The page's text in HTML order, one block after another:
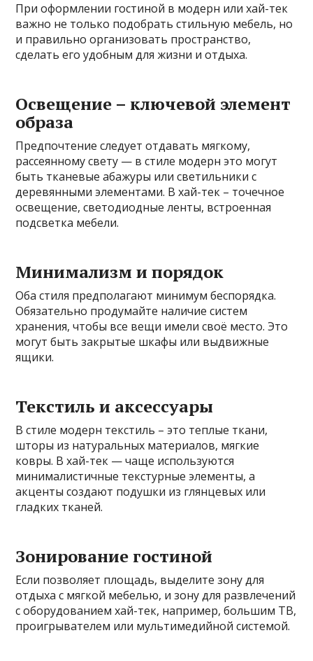
При оформлении гостиной в модерн или хай-тек
важно не только подобрать стильную мебель, но
и правильно организовать пространство,
сделать его удобным для жизни и отдыха.
Освещение – ключевой элемент
образа
Предпочтение следует отдавать мягкому,
рассеянному свету — в стиле модерн это могут
быть тканевые абажуры или светильники с
деревянными элементами. В хай-тек – точечное
освещение, светодиодные ленты, встроенная
подсветка мебели.
Минимализм и порядок
Оба стиля предполагают минимум беспорядка.
Обязательно продумайте наличие систем
хранения, чтобы все вещи имели своё место. Это
могут быть закрытые шкафы или выдвижные
ящики.
Текстиль и аксессуары
В стиле модерн текстиль – это теплые ткани,
шторы из натуральных материалов, мягкие
ковры. В хай-тек — чаще используются
минималистичные текстурные элементы, а
акценты создают подушки из глянцевых или
гладких тканей.
Зонирование гостиной
Если позволяет площадь, выделите зону для
отдыха с мягкой мебелью, и зону для развлечений
с оборудованием хай-тек, например, большим ТВ,
проигрывателем или мультимедийной системой.